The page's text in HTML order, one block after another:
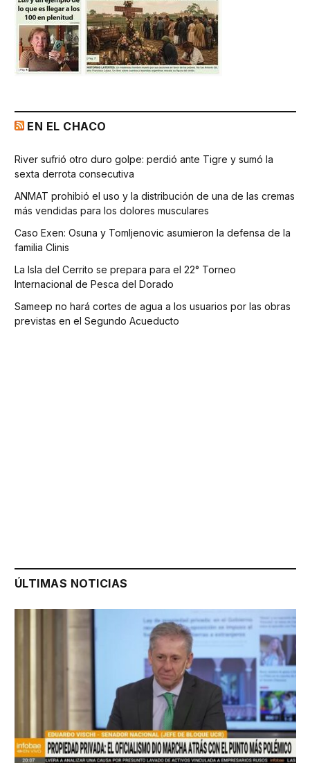
EN EL CHACO
River sufrió otro duro golpe: perdió ante Tigre y sumó la
sexta derrota consecutiva
ANMAT prohibió el uso y la distribución de una de las cremas
más vendidas para los dolores musculares
Caso Exen: Osuna y Tomljenovic asumieron la defensa de la
familia Clinis
La Isla del Cerrito se prepara para el 22° Torneo
Internacional de Pesca del Dorado
Sameep no hará cortes de agua a los usuarios por las obras
previstas en el Segundo Acueducto
ÚLTIMAS NOTICIAS